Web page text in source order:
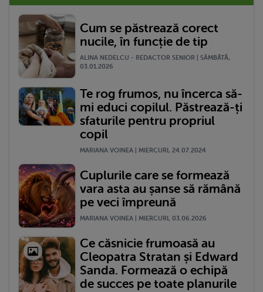
Cum se păstrează corect
nucile, în funcție de tip
ALINA NEDELCU - REDACTOR SENIOR | SÂMBĂTĂ,
03.01.2026
Te rog frumos, nu încerca să-
mi educi copilul. Păstrează-ți
sfaturile pentru propriul
copil
MARIANA VOINEA | MIERCURI, 24.07.2024
Cuplurile care se formează
vara asta au șanse să rămână
pe veci împreună
MARIANA VOINEA | MIERCURI, 03.06.2026
Ce căsnicie frumoasă au
Cleopatra Stratan și Edward
Sanda. Formează o echipă
de succes pe toate planurile